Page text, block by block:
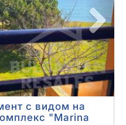
с видом на
"Marina